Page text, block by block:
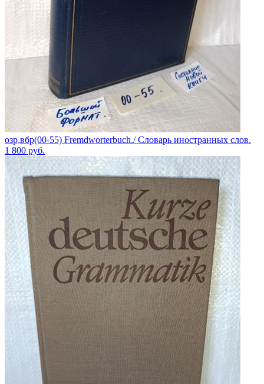
озр,вбр(00-55) Fremdworterbuch./ Словарь иностранных слов.
1 800 руб.